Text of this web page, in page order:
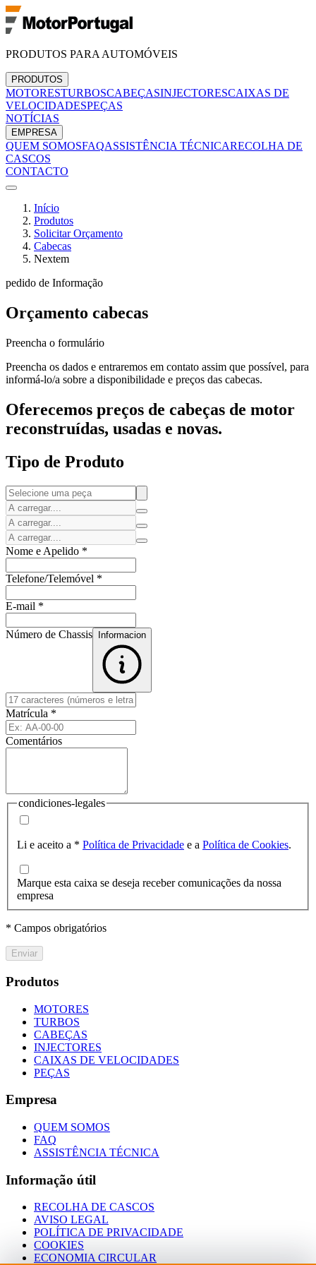
PRODUTOS PARA AUTOMÓVEIS
PRODUTOS
MOTORESTURBOSCABEÇASINJECTORESCAIXAS DE
VELOCIDADESPEÇAS
NOTÍCIAS
EMPRESA
QUEM SOMOSFAQASSISTÊNCIA TÉCNICARECOLHA DE
CASCOS
CONTACTO
Início
Produtos
Solicitar Orçamento
Cabecas
Nextem
pedido de Informação
Orçamento cabecas
Preencha o formulário
Preencha os dados e entraremos em contato assim que possível, para
informá-lo/a sobre a disponibilidade e preços das cabecas.
Oferecemos preços de cabeças de motor
reconstruídas, usadas e novas.
Tipo de Produto
Nome e Apelido *
Telefone/Telemóvel *
E-mail *
Número de Chassis Informacion
Matrícula *
Comentários
condiciones-legales
Li e aceito a * Política de Privacidade e a Política de Cookies.
Marque esta caixa se deseja receber comunicações da nossa
empresa
* Campos obrigatórios
Enviar
Produtos
MOTORES
TURBOS
CABEÇAS
INJECTORES
CAIXAS DE VELOCIDADES
PEÇAS
Empresa
QUEM SOMOS
FAQ
ASSISTÊNCIA TÉCNICA
Informação útil
RECOLHA DE CASCOS
AVISO LEGAL
POLÍTICA DE PRIVACIDADE
COOKIES
ECONOMIA CIRCULAR